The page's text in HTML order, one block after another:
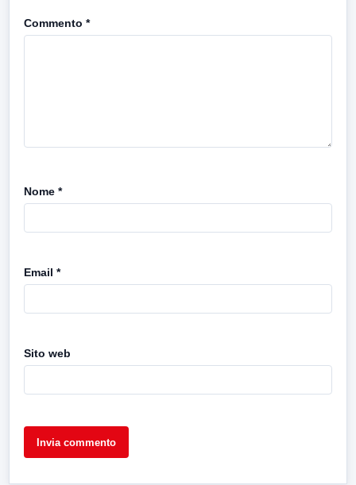
Commento *
Nome *
Email *
Sito web